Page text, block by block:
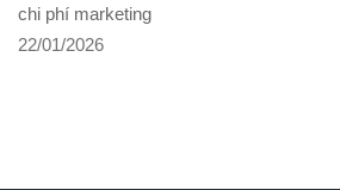
chi phí marketing
22/01/2026